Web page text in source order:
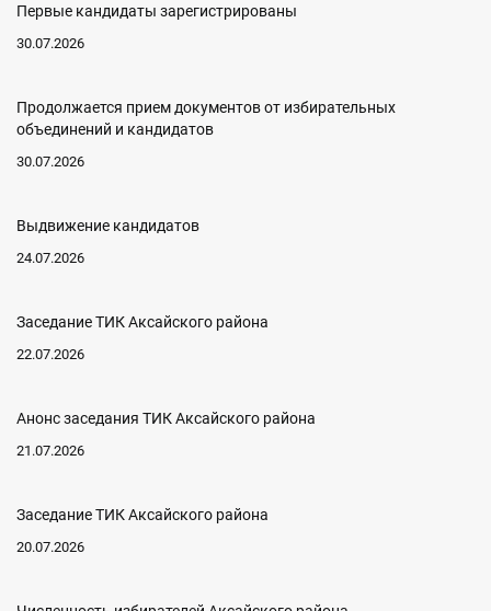
Первые кандидаты зарегистрированы
30.07.2026
Продолжается прием документов от избирательных
объединений и кандидатов
30.07.2026
Выдвижение кандидатов
24.07.2026
Заседание ТИК Аксайского района
22.07.2026
Анонс заседания ТИК Аксайского района
21.07.2026
Заседание ТИК Аксайского района
20.07.2026